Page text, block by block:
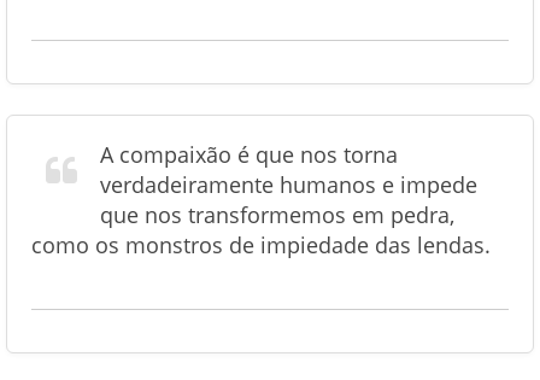
A compaixão é que nos torna
verdadeiramente humanos e impede
que nos transformemos em pedra,
como os monstros de impiedade das lendas.